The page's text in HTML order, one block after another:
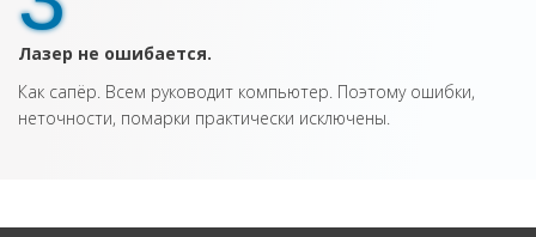
Лазер не ошибается.
Как сапёр. Всем руководит компьютер. Поэтому ошибки,
неточности, помарки практически исключены.